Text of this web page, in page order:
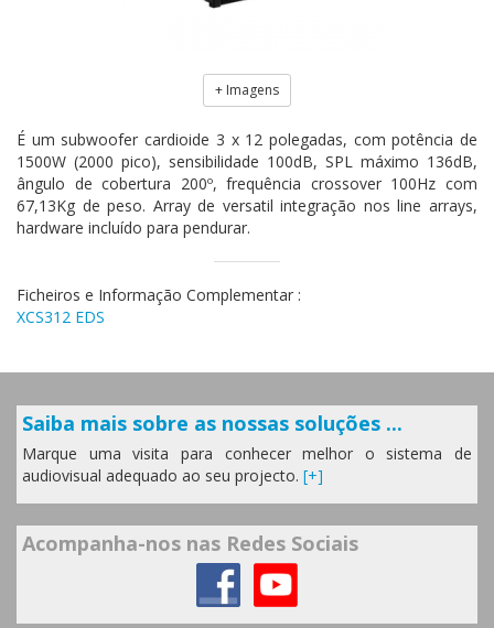
+ Imagens
É um subwoofer cardioide 3 x 12 polegadas, com potência de
1500W (2000 pico), sensibilidade 100dB, SPL máximo 136dB,
ângulo de cobertura 200º, frequência crossover 100Hz com
67,13Kg de peso. Array de versatil integração nos line arrays,
hardware incluído para pendurar.
Ficheiros e Informação Complementar :
XCS312 EDS
Saiba mais sobre as nossas soluções ...
Marque uma visita para conhecer melhor o sistema de
audiovisual adequado ao seu projecto. [+]
Acompanha-nos nas Redes Sociais